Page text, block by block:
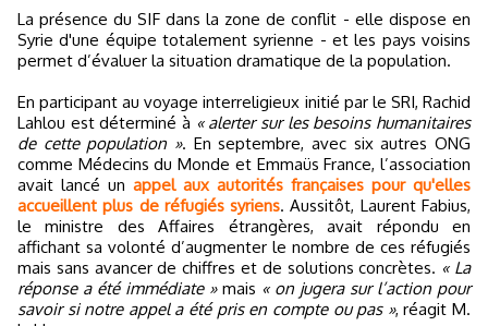
La présence du SIF dans la zone de conflit - elle dispose en
Syrie d'une équipe totalement syrienne - et les pays voisins
permet d’évaluer la situation dramatique de la population.
En participant au voyage interreligieux initié par le SRI, Rachid
Lahlou est déterminé à « alerter sur les besoins humanitaires
de cette population ». En septembre, avec six autres ONG
comme Médecins du Monde et Emmaüs France, l’association
avait lancé un appel aux autorités françaises pour qu'elles
accueillent plus de réfugiés syriens. Aussitôt, Laurent Fabius,
le ministre des Affaires étrangères, avait répondu en
affichant sa volonté d’augmenter le nombre de ces réfugiés
mais sans avancer de chiffres et de solutions concrètes. « La
réponse a été immédiate »mais « on jugera sur l’action pour
savoir si notre appel a été pris en compte ou pas », réagit M.